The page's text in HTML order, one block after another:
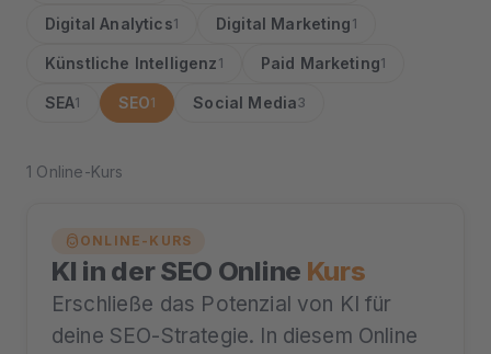
Digital Analytics1 Digital Marketing 1
Künstliche Intelligenz 1 Paid Marketing1
SEA1 SEO1 Social Media3
1 Online-Kurs
ONLINE-KURS
KI in der SEO Online Kurs
Erschließe das Potenzial von KI für
deine SEO-Strategie. In diesem Online